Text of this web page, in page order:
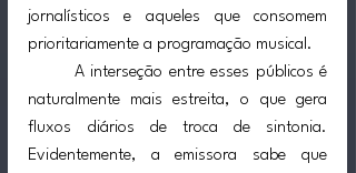
jornalísticos e aqueles que consomem
prioritariamente a programação musical.
naturalmente mais estreita, o que gera
fluxos diários de troca de sintonia.
Evidentemente, a emissora sabe que